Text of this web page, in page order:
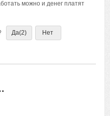
можно и денег платят
Да(2) Нет